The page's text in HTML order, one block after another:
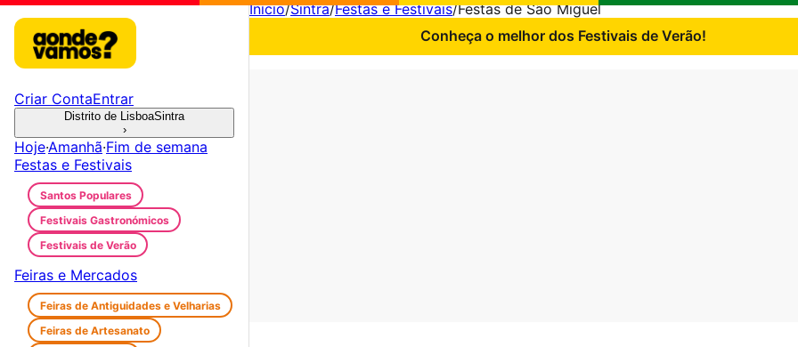
Início/Sintra/Festas e Festivais/Festas de São Miguel
Conheça o melhor dos Festivais de Verão!
Criar ContaEntrar
Distrito de LisboaSintra
›
Hoje·Amanhã·Fim de semana
Festas e Festivais
Santos Populares
Festivais Gastronómicos
Festivais de Verão
Feiras e Mercados
Feiras de Antiguidades e Velharias
Feiras de Artesanato